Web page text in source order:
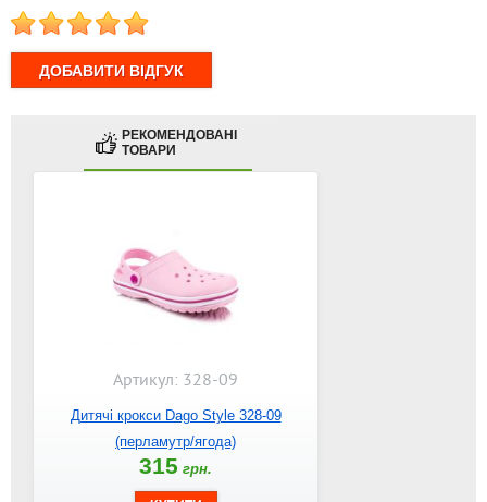
1 2 3 4 5
РЕКОМЕНДОВАНІ
ТОВАРИ
Артикул: 328-09
Дитячі крокси Dago Style 328-09
(перламутр/ягода)
315 грн.